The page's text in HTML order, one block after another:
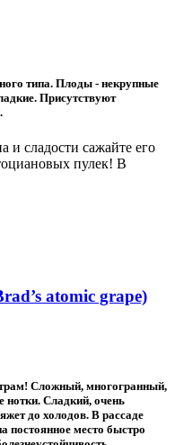
типа. Плоды - некрупные
Присутствуют
и сладости сажайте его
пулек! В
atomic grape)
Сложный, многогранный,
нотки. Сладкий, очень
до холодов. В рассаде
постоянное место быстро